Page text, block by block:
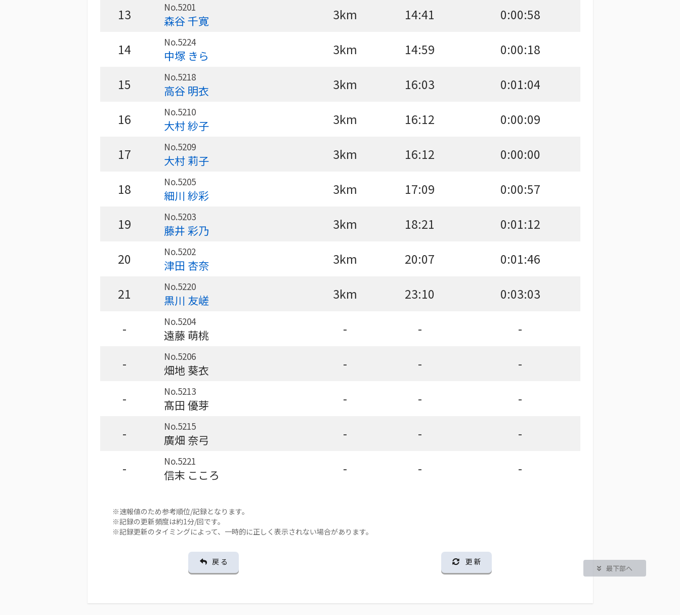
13 No.5201
森谷 千寛 3km 14:41 0:00:58
14 No.5224
中塚 きら 3km 14:59 0:00:18
15 No.5218
高谷 明衣 3km 16:03 0:01:04
16 No.5210
大村 紗子 3km 16:12 0:00:09
17 No.5209
大村 莉子 3km 16:12 0:00:00
18 No.5205
細川 紗彩 3km 17:09 0:00:57
19 No.5203
藤井 彩乃 3km 18:21 0:01:12
20 No.5202
津田 杏奈 3km 20:07 0:01:46
21 No.5220
黒川 友嵯 3km 23:10 0:03:03
- No.5204
遠藤 萌桃 - - -
- No.5206
畑地 葵衣 - - -
- No.5213
髙田 優芽 - - -
- No.5215
廣畑 奈弓 - - -
- No.5221
信末 こころ - - -
※速報値のため参考順位/記録となります。
※記録の更新頻度は約1分/回です。
※記録更新のタイミングによって、一時的に正しく表示されない場合があります。
戻 る 更 新
最下部へ